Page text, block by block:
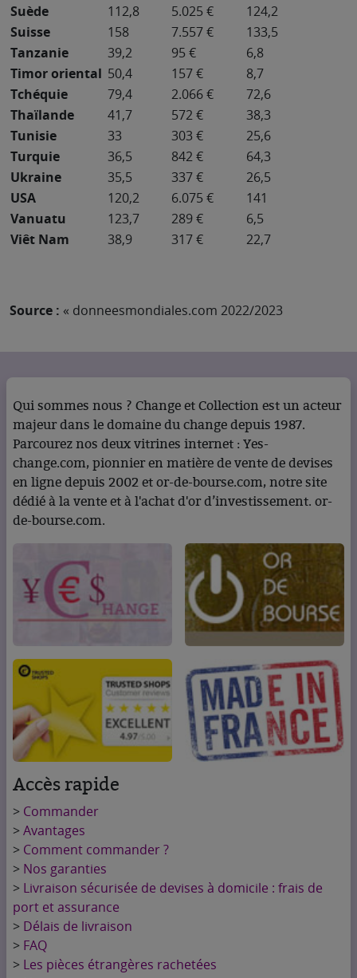
Suède
112,8 5.025 €
124,2
Suisse
158 7.557 €
133,5
Tanzanie
39,2 95 €
6,8
Timor oriental 50,4 157 €
8,7
Tchéquie
79,4 2.066 €
72,6
Thaïlande
41,7 572 €
38,3
Tunisie
33 303 €
25,6
Turquie
36,5 842 €
64,3
Ukraine
35,5 337 €
26,5
USA
120,2 6.075 €
141
Vanuatu
123,7 289 €
6,5
Viêt Nam
38,9 317 € 22,7
Source : « donneesmondiales.com 2022/2023
Qui sommes nous ? Change et Collection est un acteur
majeur dans le domaine du change depuis 1987.
Parcourez nos deux vitrines internet : Yes-
change.com, pionnier en matière de vente de devises
en ligne depuis 2002 et or-de-bourse.com, notre site
dédié à la vente et à l'achat d'or d’investissement. or-
de-bourse.com.
Accès rapide
> Commander
>Avantages
> Comment commander ?
> Nos garanties
> Livraison sécurisée de devises à domicile : frais de
port et assurance
> Délais de livraison
> FAQ
> Les pièces étrangères rachetées